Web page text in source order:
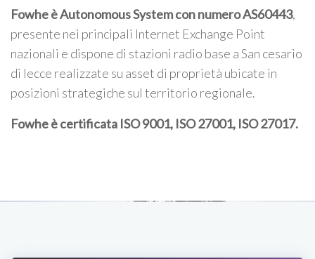
Fowhe è Autonomous System con numero AS60443,
presente nei principali Internet Exchange Point
nazionali e dispone di stazioni radio base a San cesario
di lecce realizzate su asset di proprietà ubicate in
posizioni strategiche sul territorio regionale.
Fowhe è certificata ISO 9001, ISO 27001, ISO 27017.